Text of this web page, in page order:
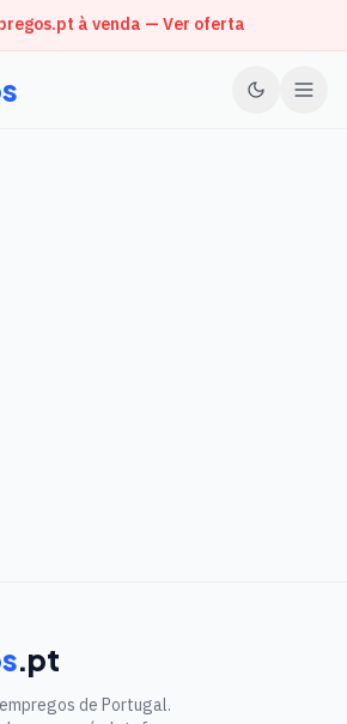
à venda — Ver oferta
.pt
de Portugal.